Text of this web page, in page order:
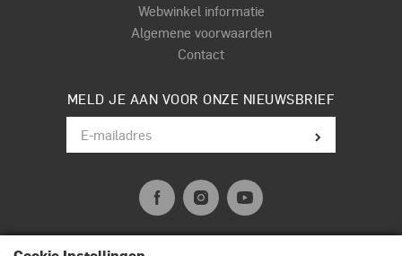
Webwinkel informatie
Algemene voorwaarden
Contact
MELD JE AAN VOOR ONZE NIEUWSBRIEF